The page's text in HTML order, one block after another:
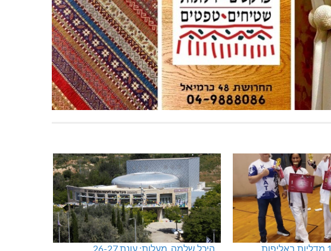
מכבי מעלות: 13 מדליות באליפות היכל שלמה, מעלות: עונת 26-27